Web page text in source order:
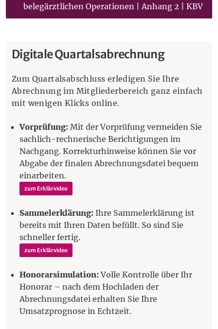
belegärztlichen Operationen | Anhang 2 | KBV
Digitale Quartalsabrechnung
Zum Quartalsabschluss erledigen Sie Ihre
Abrechnung im Mitgliederbereich ganz einfach
mit wenigen Klicks online.
Vorprüfung: Mit der Vorprüfung vermeiden Sie
sachlich-rechnerische Berichtigungen im
Nachgang. Korrekturhinweise können Sie vor
Abgabe der finalen Abrechnungsdatei bequem
einarbeiten.
zum Erklärvideo
Sammelerklärung: Ihre Sammelerklärung ist
bereits mit Ihren Daten befüllt. So sind Sie
schneller fertig.
zum Erklärvideo
Honorarsimulation:Volle Kontrolle über Ihr
Honorar – nach dem Hochladen der
Abrechnungsdatei erhalten Sie Ihre
Umsatzprognose in Echtzeit.